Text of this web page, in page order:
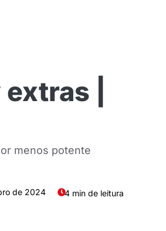
|
menos potente
de 2024 4 min de leitura